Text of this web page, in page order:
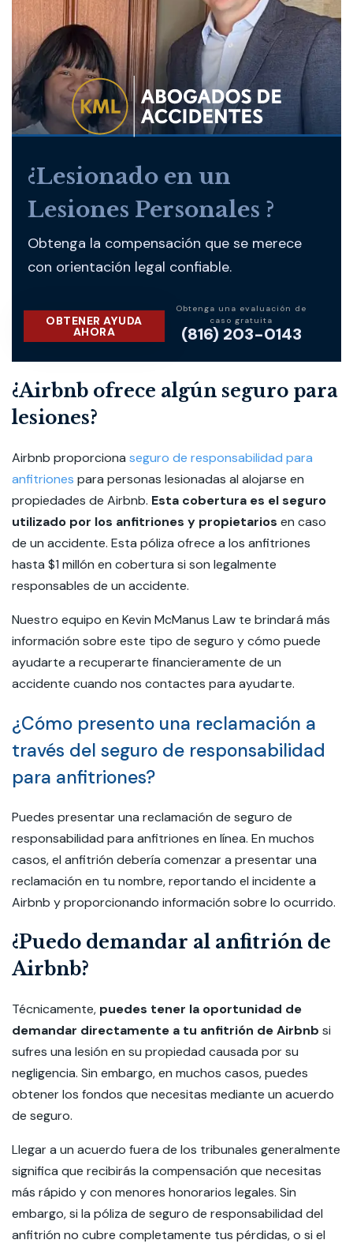
¿Lesionado en un
Lesiones Personales ?
Obtenga la compensación que se merece
con orientación legal confiable.
OBTENER AYUDA
AHORA
Obtenga una evaluación de
caso gratuita
(816) 203-0143
¿Airbnb ofrece algún seguro para
lesiones?
Airbnb proporciona seguro de responsabilidad para
anfitriones para personas lesionadas al alojarse en
propiedades de Airbnb. Esta cobertura es el seguro
utilizado por los anfitriones y propietarios en caso
de un accidente. Esta póliza ofrece a los anfitriones
hasta $1 millón en cobertura si son legalmente
responsables de un accidente.
Nuestro equipo en Kevin McManus Law te brindará más
información sobre este tipo de seguro y cómo puede
ayudarte a recuperarte financieramente de un
accidente cuando nos contactes para ayudarte.
¿Cómo presento una reclamación a
través del seguro de responsabilidad
para anfitriones?
Puedes presentar una reclamación de seguro de
responsabilidad para anfitriones en línea. En muchos
casos, el anfitrión debería comenzar a presentar una
reclamación en tu nombre, reportando el incidente a
Airbnb y proporcionando información sobre lo ocurrido.
¿Puedo demandar al anfitrión de
Airbnb?
Técnicamente, puedes tener la oportunidad de
demandar directamente a tu anfitrión de Airbnb si
sufres una lesión en su propiedad causada por su
negligencia. Sin embargo, en muchos casos, puedes
obtener los fondos que necesitas mediante un acuerdo
de seguro.
Llegar a un acuerdo fuera de los tribunales generalmente
significa que recibirás la compensación que necesitas
más rápido y con menores honorarios legales. Sin
embargo, si la póliza de seguro de responsabilidad del
anfitrión no cubre completamente tus pérdidas, o si el